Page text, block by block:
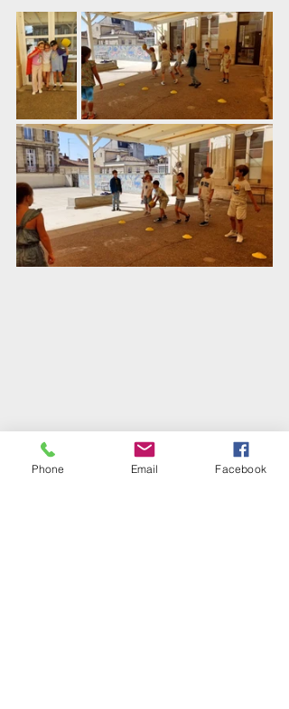
Institution
Phone Email Facebook